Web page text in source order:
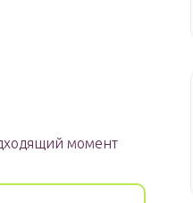
момент